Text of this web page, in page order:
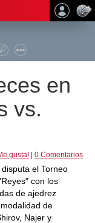
en
vs.
gusta! 0 Comentarios
el Torneo
con los
de ajedrez
de
Najer y